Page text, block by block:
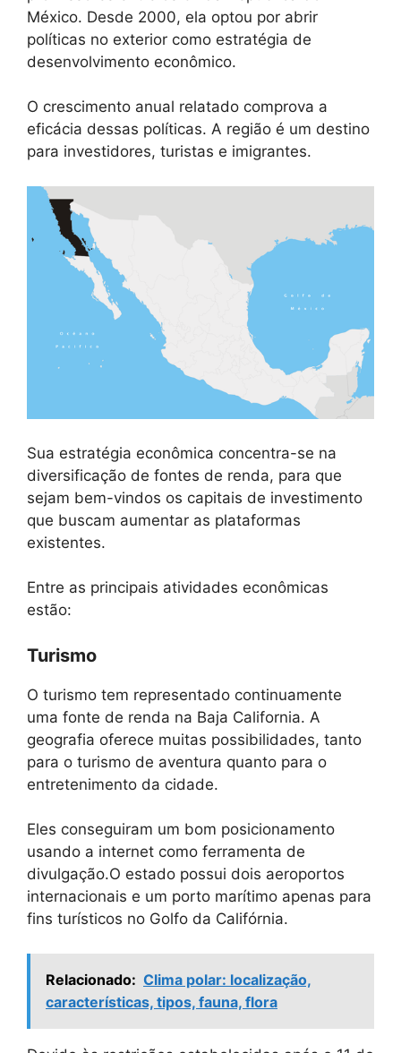
México. Desde 2000, ela optou por abrir
políticas no exterior como estratégia de
desenvolvimento econômico.
O crescimento anual relatado comprova a
eficácia dessas políticas. A região é um destino
para investidores, turistas e imigrantes.
Sua estratégia econômica concentra-se na
diversificação de fontes de renda, para que
sejam bem-vindos os capitais de investimento
que buscam aumentar as plataformas
existentes.
Entre as principais atividades econômicas
estão:
Turismo
O turismo tem representado continuamente
uma fonte de renda na Baja California. A
geografia oferece muitas possibilidades, tanto
para o turismo de aventura quanto para o
entretenimento da cidade.
Eles conseguiram um bom posicionamento
usando a internet como ferramenta de
divulgação.O estado possui dois aeroportos
internacionais e um porto marítimo apenas para
fins turísticos no Golfo da Califórnia.
Relacionado: Clima polar: localização,
características, tipos, fauna, flora